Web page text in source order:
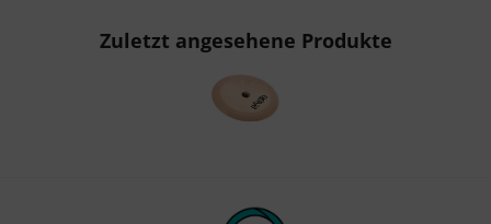
Zuletzt angesehene Produkte